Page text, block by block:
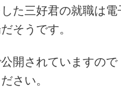
た三好君の就職は
そうです。
開されていますの
さい。